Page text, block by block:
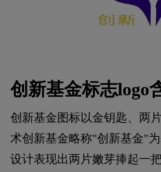
创新基金标志logo
创新基金图标以金钥匙、两
术创新基金略称"创新基金"
设计表现出两片嫩芽捧起一